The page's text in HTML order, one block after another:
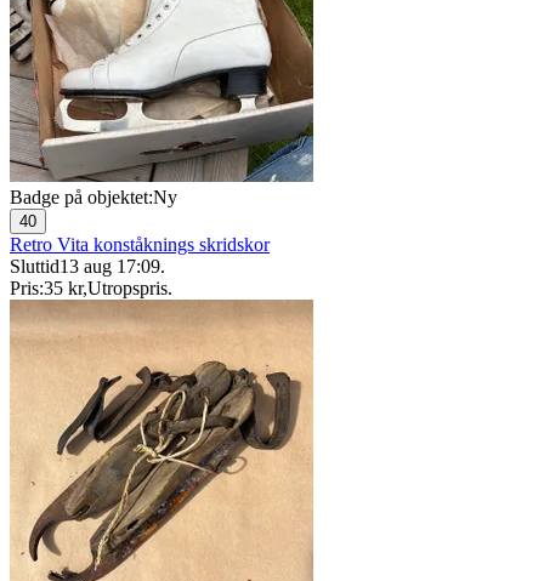
Badge på objektet:Ny
40
Retro Vita konståknings skridskor
Sluttid13 aug 17:09.
Pris:35 kr,Utropspris.